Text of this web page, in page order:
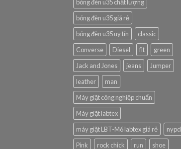
bóng đèn u35 chất lượng
bóng đèn u35 giá rẻ
bóng đèn u35 uy tín
classic
Converse
Diesel fit
green
Jack and Jones
jeans
Jumper
leather
man
Máy giặt công nghiệp chuẩn
Máy giặt labtex
máy giặt LBT-M6 labtex giá rẻ
nypd
Pink
rock chick run
shoe